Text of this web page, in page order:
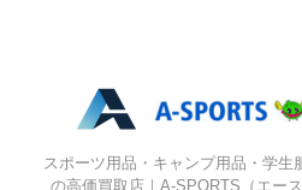
: Undefined array key
スポーツ用品・キャンプ用品・学生
の高価買取店｜A-SPORTS（エー